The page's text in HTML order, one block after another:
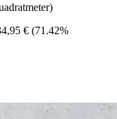
€ (71.42%